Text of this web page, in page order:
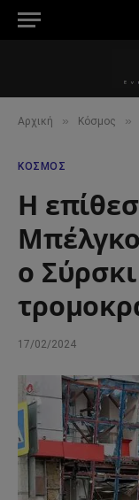
Αρχική » Κόσμος »
ΚΌΣΜΟΣ
Η
ο
17/02/2024